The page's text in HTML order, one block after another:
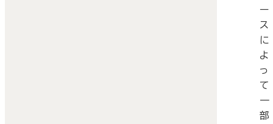
ー
ス
に
よ
っ
て
一
部